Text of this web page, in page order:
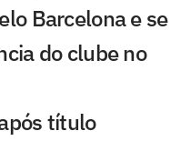
Barcelona e se
do clube no
título